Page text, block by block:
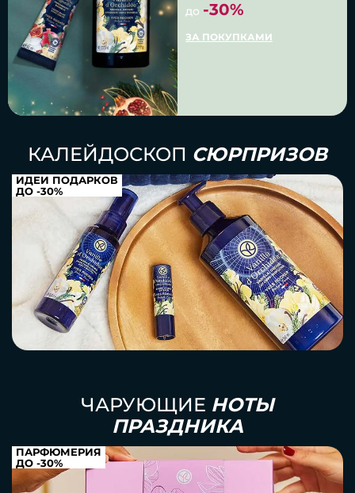
до -30%
ЗА ПОКУПКАМИ
КАЛЕЙДОСКОП СЮРПРИЗОВ
ИДЕИ ПОДАРКОВ
ДО -30%
ЧАРУЮЩИЕ НОТЫ
ПРАЗДНИКА
ПАРФЮМЕРИЯ
ДО -30%